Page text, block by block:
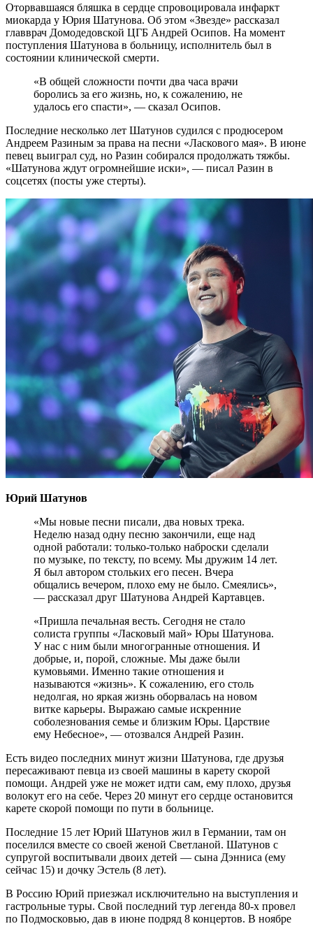
Оторвавшаяся бляшка в сердце спровоцировала инфаркт
миокарда у Юрия Шатунова. Об этом «Звезде» рассказал
главврач Домодедовской ЦГБ Андрей Осипов. На момент
поступления Шатунова в больницу, исполнитель был в
состоянии клинической смерти.
«В общей сложности почти два часа врачи
боролись за его жизнь, но, к сожалению, не
удалось его спасти», — сказал Осипов.
Последние несколько лет Шатунов судился с продюсером
Андреем Разиным за права на песни «Ласкового мая». В июне
певец выиграл суд, но Разин собирался продолжать тяжбы.
«Шатунова ждут огромнейшие иски», — писал Разин в
соцсетях (посты уже стерты).
Юрий Шатунов
«Мы новые песни писали, два новых трека.
Неделю назад одну песню закончили, еще над
одной работали: только-только наброски сделали
по музыке, по тексту, по всему. Мы дружим 14 лет.
Я был автором стольких его песен. Вчера
общались вечером, плохо ему не было. Смеялись»,
— рассказал друг Шатунова Андрей Картавцев.
«Пришла печальная весть. Сегодня не стало
солиста группы «Ласковый май» Юры Шатунова.
У нас с ним были многогранные отношения. И
добрые, и, порой, сложные. Мы даже были
кумовьями. Именно такие отношения и
называются «жизнь». К сожалению, его столь
недолгая, но яркая жизнь оборвалась на новом
витке карьеры. Выражаю самые искренние
соболезнования семье и близким Юры. Царствие
ему Небесное», — отозвался Андрей Разин.
Есть видео последних минут жизни Шатунова, где друзья
пересаживают певца из своей машины в карету скорой
помощи. Андрей уже не может идти сам, ему плохо, друзья
волокут его на себе. Через 20 минут его сердце остановится
карете скорой помощи по пути в больнице.
Последние 15 лет Юрий Шатунов жил в Германии, там он
поселился вместе со своей женой Светланой. Шатунов с
супругой воспитывали двоих детей — сына Дэнниса (ему
сейчас 15) и дочку Эстель (8 лет).
В Россию Юрий приезжал исключительно на выступления и
гастрольные туры. Свой последний тур легенда 80-х провел
по Подмосковью, дав в июне подряд 8 концертов. В ноябре